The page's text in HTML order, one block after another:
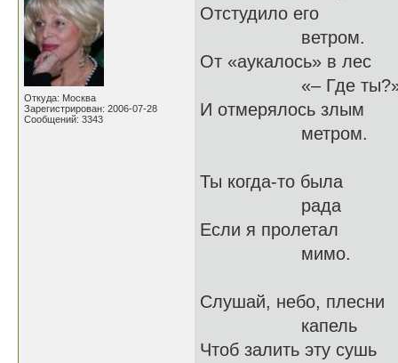
Откуда: Москва
Зарегистрирован: 2006-07-28
Сообщений: 3343
Отстудило его
ветром.
От «аукалось» в
«– Где ты?».
И отмерялось злым
метром.
Ты когда-то была
рада
Если я пролетал
мимо.
Слушай, небо, плесни
капель
Чтоб залить эту сушь